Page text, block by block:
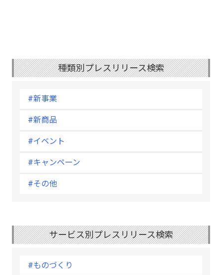
種類別プレスリリース検索
#新事業
#新商品
#イベント
#キャンペーン
#その他
サービス別プレスリリース検索
#ものづくり